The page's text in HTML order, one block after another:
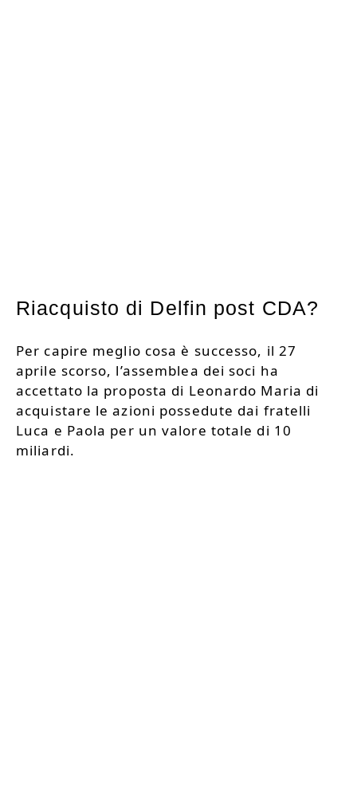
Riacquisto di Delfin post CDA?
Per capire meglio cosa è successo, il 27
aprile scorso, l’assemblea dei soci ha
accettato la proposta di Leonardo Maria di
acquistare le azioni possedute dai fratelli
Luca e Paola per un valore totale di 10
miliardi.